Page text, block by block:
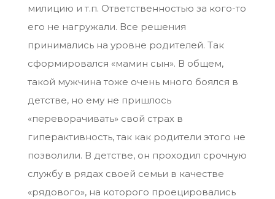
милицию и т.п. Ответственностью за кого-то
его не нагружали. Все решения
принимались на уровне родителей. Так
сформировался «мамин сын». В общем,
такой мужчина тоже очень много боялся в
детстве, но ему не пришлось
«переворачивать» свой страх в
гиперактивность, так как родители этого не
позволили. В детстве, он проходил срочную
службу в рядах своей семьи в качестве
«рядового», на которого проецировались